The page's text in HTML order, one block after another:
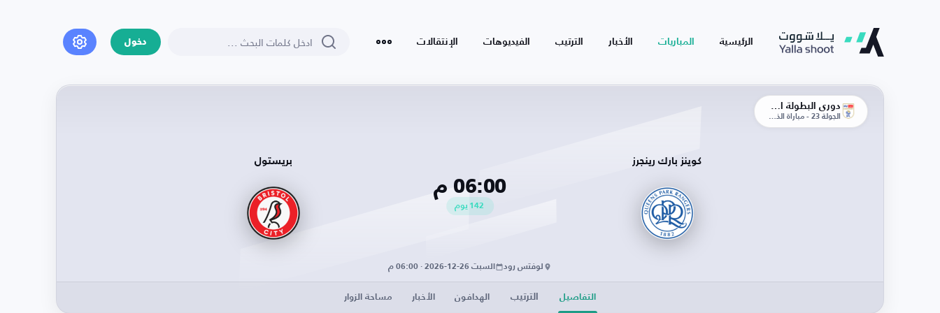
الرئيسية المباريات الأخبار الترتيب الفيديوهات الإنتقالات دخول
الجولة 23 - مباراة الذهاب
كوينز بارك رينجرز
06:00 م
142 يوم
بريستول
لوفتس رود السبت 26-12-2026 · 06:00 م
التفاصيل الترتيب الهدافون الأخبار مساحة الزوار